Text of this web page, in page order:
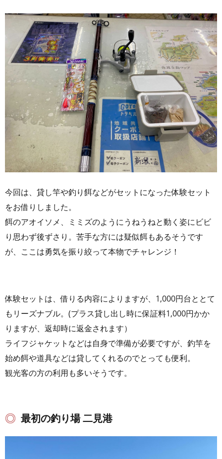
今回は、貸し竿や釣り餌などがセットになった体験セット
をお借りしました。
餌のアオイソメ、ミミズのようにうねうねと動く姿にビビ
り思わず後ずさり。苦手な方には疑似餌もあるそうです
が、ここは勇気を振り絞って本物でチャレンジ！
体験セットは、借りる内容によりますが、1,000円台ととて
もリーズナブル。(プラス貸し出し時に保証料1,000円かか
りますが、返却時に返金されます）
ライフジャケットなどは自身で準備が必要ですが、釣竿を
始め餌や道具などは貸してくれるのでとっても便利。
観光客の方の利用も多いそうです。
最初の釣り場 二見港